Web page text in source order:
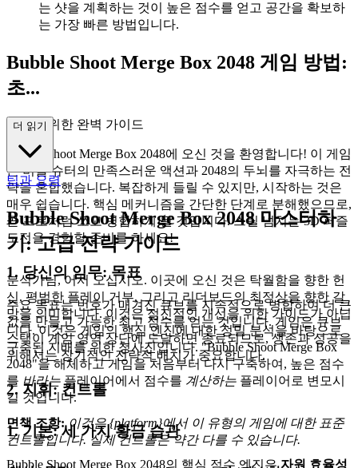
는 샷을 계획하는 것이 높은 점수를 얻고 공간을 확보하
는 가장 빠른 방법입니다.
Bubble Shoot Merge Box 2048 게임 방법:
초...
보자를 위한 완벽 가이드
Bubble Shoot Merge Box 2048에 오신 것을 환영합니다! 이 게임
은 버블 슈터의 만족스러운 액션과 2048의 두뇌를 자극하는 전
략을 혼합했습니다. 복잡하게 들릴 수 있지만, 시작하는 것은
매우 쉽습니다. 핵심 메커니즘을 간단한 단계로 분해했으므로,
곧 프로처럼 쏘고 병합하게 될 것입니다. 스릴 넘치는 3D 퍼즐
도전을 경험할 준비를 하세요!
1. 당신의 임무: 목표
주요 목표는 번호가 매겨진 큐브를 지속적으로 병합하여 더 큰
값을 만들고 가능한 최고 점수를 얻는 것입니다. 게임은 큐브
스택이 게임 영역 상단에 도달하면 종료되므로, 생존과 성공을
위해서는 장기적인 전략적 배치가 중요합니다.
2. 지휘: 컨트롤
면책 조항: 이것은 {platform}에서 이 유형의 게임에 대한 표준
컨트롤입니다. 실제 컨트롤은 약간 다를 수 있습니다.
더 읽기
팁과 요령
Bubble Shoot Merge Box 2048 마스터하
기: 고급 전략 가이드
분석가님, 어서 오십시오. 이곳에 오신 것은 탁월함을 향한 헌
신, 평범한 플레이 거부, 그리고 리더보드의 최정상을 향한 갈
망을 의미합니다. 이것은 점진적인 개선을 위한 가이드가 아닙
니다. 이것은 게임의 핵심 엔진에 대한 정밀 분석을 바탕으로
구축된 지배를 위한 청사진입니다. "Bubble Shoot Merge Box
2048"을 해체하고 게임을 처음부터 다시 구축하여, 높은 점수
를 바라는플레이어에서 점수를 계산하는 플레이어로 변모시
킬 것입니다.
1. 기본: 세 가지 황금 습관
Bubble Shoot Merge Box 2048의 핵심 점수 엔진은자원 효율성